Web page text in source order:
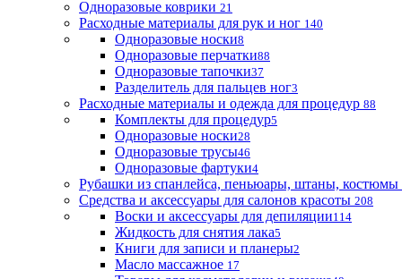
Одноразовые коврики 21
Расходные материалы для рук и ног 140
Одноразовые носки8
Одноразовые перчатки88
Одноразовые тапочки37
Разделитель для пальцев ног3
Расходные материалы и одежда для процедур 88
Комплекты для процедур5
Одноразовые носки28
Одноразовые трусы46
Одноразовые фартуки4
Рубашки из спанлейса, пеньюары, штаны, костюмы
Средства и аксессуары для салонов красоты 208
Воски и аксессуары для депиляции114
Жидкость для снятия лака5
Книги для записи и планеры2
Масло массажное 17